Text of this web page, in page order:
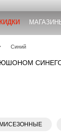
Синий